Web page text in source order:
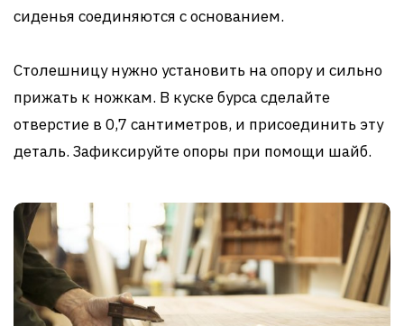
сиденья соединяются с основанием.
Столешницу нужно установить на опору и сильно
прижать к ножкам. В куске бурса сделайте
отверстие в 0,7 сантиметров, и присоединить эту
деталь. Зафиксируйте опоры при помощи шайб.